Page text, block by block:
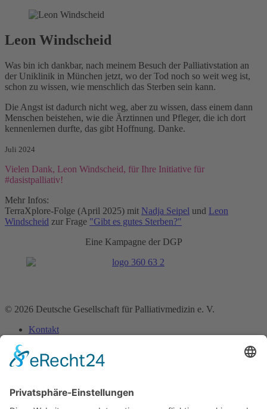
Leon Windscheid
Was bin ich dankbar, nach meinem Besuch der Palliativstation an
der Uniklinik in München jetzt, wo der Tod noch so weit weg ist,
schon zu wissen, wie menschlich das Sterben sein kann.
Die Angst ist dadurch nicht weg, aber zu wissen, dass einem dann
Menschen beistehen, wie die Ärztinnen und Pfleger, die ich dort
kennenlernen durfte, das gibt Hoffnung. Danke.
Juli 2024
Vielen Dank, Leon Windscheid, für Ihre Initiative für
#dasistpalliativ!
Mehr Infos:
TerraXplore-Folge (April 2025) mit Nadja Seipel und Leon
Windscheid zur Frage "Gibt es gutes Sterben?"
Eine Kampagne der DGP
© 2026 Deutsche Gesellschaft für Palliativmedizin e. V.
Kontakt
Datenschutz­erklärung
Bereiche